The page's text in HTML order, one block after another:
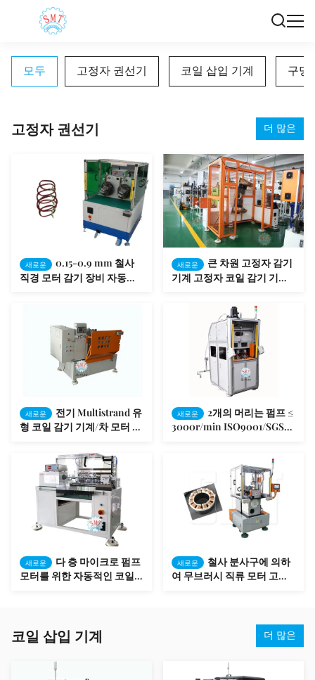
모두 고정자 권선기 코일 삽입 기계 구멍
고정자 권선기 더 많은
새로운
0.15-0.9 mm 철사
직경 모터 감기 장비 자동적
새로운
큰 차원 고정자 감기
기계 고정자 코일 감기 기계
새로운
전기 Multistrand 유
형 코일 감기 기계/차 모터 고
새로운
2개의 머리는 펌프 ≤
3000r/min ISO9001/SGS를
새로운
다 층 마이크로 펌프
모터를 위한 자동적인 코일
새로운
철사 분사구에 의하
여 무브러시 직류 모터 고정
코일 삽입 기계 더 많은